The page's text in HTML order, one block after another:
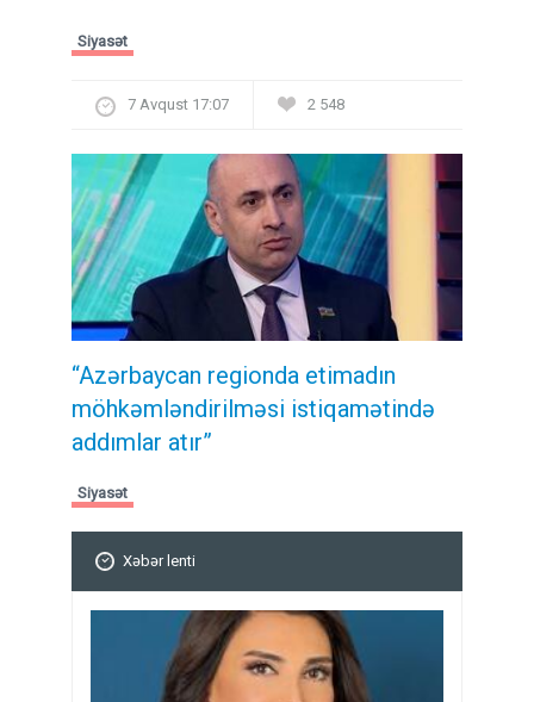
Siyasət
7 Avqust 17:07 2 548
“Azərbaycan regionda etimadın
möhkəmləndirilməsi istiqamətində
addımlar atır”
Siyasət
Xəbər lenti